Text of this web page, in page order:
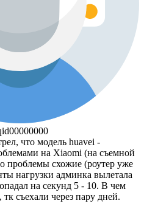
что модель huavei -
на Xiaomi (на съемной
проблемы схожие (роутер уже
нагрузки админка вылетала
на секунд 5 - 10. В чем
съехали через пару дней.